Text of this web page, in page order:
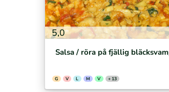
5,0
Salsa / röra på fjällig
G V L M V + 13